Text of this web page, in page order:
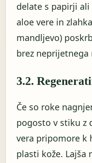
delate s papirji
aloe vere in
mandljevo)
brez neprijetnega
3.2.
Če so roke
pogosto v stiku z
vera pripomore k
plasti kože. Lajša